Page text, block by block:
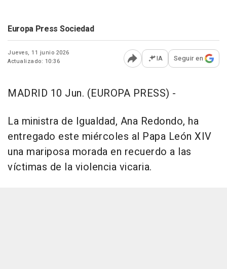
Europa Press Sociedad
Jueves, 11 junio 2026
Actualizado: 10:36
Abrir opciones para
IA Seguir en
MADRID 10 Jun. (EUROPA PRESS) -
La ministra de Igualdad, Ana Redondo, ha
entregado este miércoles al Papa León XIV
una mariposa morada en recuerdo a las
víctimas de la violencia vicaria.